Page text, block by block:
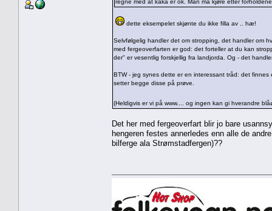
regne med at kaka er ok. Man må kjøre etter
dette eksempelet skjønte du ikke filla av .. hæ!
Selvfølgelig handler det om stropping, det handler om
med fergeoverfarten er god: det forteller at du kan
der" er vesentlig forskjellig fra landjorda. Og - det
BTW - jeg synes dette er en interessant tråd: det
setter begge disse på prøve.
(Heldigvis er vi på www.... og ingen kan gi hverandre
Det her med fergeoverfart blir jo bare
hengeren festes annerledes enn alle de
bilferge ala Strømstadfergen)??